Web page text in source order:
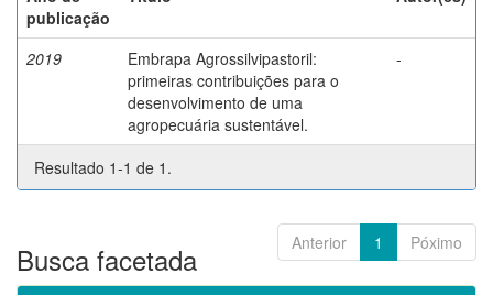
publicação
2019
Embrapa Agrossilvipastoril:
primeiras contribuições para o
desenvolvimento de uma
agropecuária sustentável.
-
Resultado 1-1 de 1.
Anterior 1 Póximo
Busca facetada